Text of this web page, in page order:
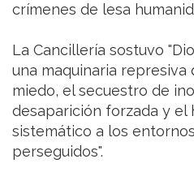
crímenes de lesa
La Cancillería sostuvo
una maquinaria represiva
miedo, el secuestro de
desaparición forzada y el
sistemático a los
perseguidos".